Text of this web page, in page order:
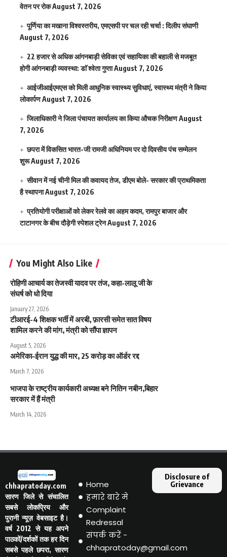
वेतन पर रोकAugust 7, 2026
पूर्णिया का मखाना विश्वस्तरीय, एमएसपी पर चल रही चर्चा : दिलीप संघाणी
August 7, 2026
22 हजार से अधिक आंगनबाड़ी सेविका एवं सहायिका की बहाली से मजबूत
होगी आंगनबाड़ी व्यवस्था: डाॅ श्वेता गुप्ताAugust 7, 2026
आईजीआईएमएस काे मिली आधुनिक स्वास्थ्य सुविधाएं, स्वास्थ्य मंत्री ने किया
लोकार्पणAugust 7, 2026
जिलाधिकारी ने जिला पंचायत कार्यालय का किया औचक निरीक्षणAugust
7, 2026
छपरा में विकसित भारत-जी रामजी अधिनियम पर दो दिवसीय पंच सम्मेलन
शुरूAugust 7, 2026
सीवान में नई चीनी मिल की कवायद तेज, डीएम बोले- सरकार की प्राथमिकता
है स्थापनाAugust 7, 2026
प्रतियोगी परीक्षाओं को लेकर रेलवे का अहम कदम, रामपुर बाजार और
टाटानगर के बीच दौड़ेगी स्पेशल ट्रेनAugust 7, 2026
You Might Also Like
रोहिणी आचार्य का तेजस्वी यादव पर तंज, कहा-लालू जी के
संघर्ष को धो दिया
January 27, 2026
टीआरई-4 शिक्षक भर्ती में अरबी, फ़ारसी समेत सात विषय
शामिल करने की मांग, मंत्री को सौंपा ज्ञापन
August 5, 2026
अमेरिका–ईरान युद्ध की मार, 25 करोड़ का ऑर्डर रद्द
March 7, 2026
भाजपा के राष्ट्रीय कार्यकारी अध्यक्ष बने नितिन नबीन,बिहार
सरकार में हैं मंत्री
March 14, 2026
chhapratoday.com
सारण जिले से संचालित
सबसे लोकप्रिय और
पुरानी न्यूज़ वेबसाइट है।
वर्ष 2012 से यह अपने
पाठकों/दर्शकों तक हर दिन
सबसे पहले छपरा, सारण
Home
हमारे बारे मे
Complaint
Redressal
संपर्क करें -
chhapratoday@gmail.com
Disclosure of
Grievance